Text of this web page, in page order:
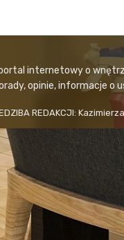
internetowy o
opinie, informacje o
REDAKCJI: